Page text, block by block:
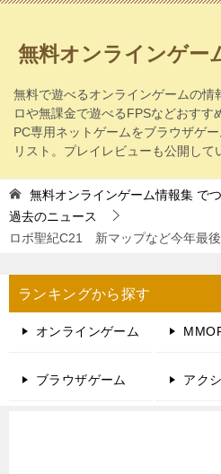
無料オンラインゲー
無料で遊べるオンラインゲームの情
ロや無課金で遊べるFPSなどおすす
PC専用ネットゲームをブラウザゲ
リスト。プレイレビューも公開して
無料オンラインゲーム情報集 でつ
過去のニュース
ロボ聖紀C21 新マップなど今年最
ランキングから探す
オンラインゲーム
ブラウザゲーム アク